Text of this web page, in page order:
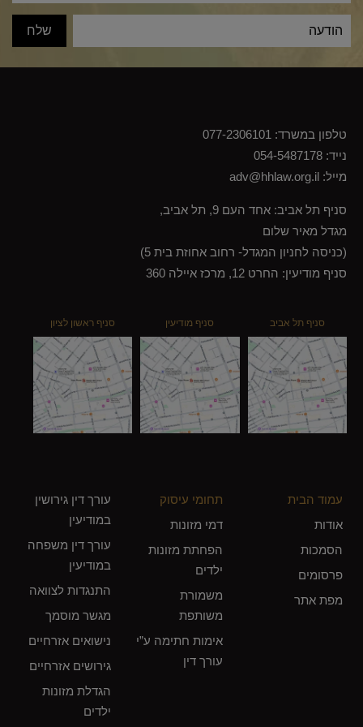
טלפון במשרד: 077-2306101
נייד: 054-5487178
מייל: adv@hhlaw.org.il
סניף תל אביב: אחד העם 9, תל אביב,
מגדל מאיר שלום
(כניסה לחניון המגדל- רחוב אחוזת בית 5)
סניף מודיעין: החרט 12, מרכז איילה 360
סניף תל אביב סניף מודיעין סניף ראשון לציון
עמוד הבית
אודות
הסמכות
פרסומים
מפת אתר
תחומי עיסוק
דמי מזונות
הפחתת מזונות
ילדים
משמורת
משותפת
אימות חתימה ע”י
עורך דין
עורך דין גירושין
במודיעין
עורך דין משפחה
במודיעין
התנגדות לצוואה
מגשר מוסמך
נישואים אזרחיים
גירושים אזרחיים
הגדלת מזונות
ילדים